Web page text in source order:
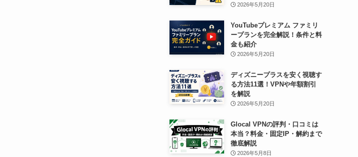
2026年5月20日
YouTubeプレミアム ファミリ
ープランを完全解説！条件と料
金も紹介
2026年5月20日
ディズニープラスを安く視聴す
る方法11選！VPNや年額割引
を解説
2026年5月20日
Glocal VPNの評判・口コミは
本当？料金・固定IP・解約まで
徹底解説
2026年5月8日